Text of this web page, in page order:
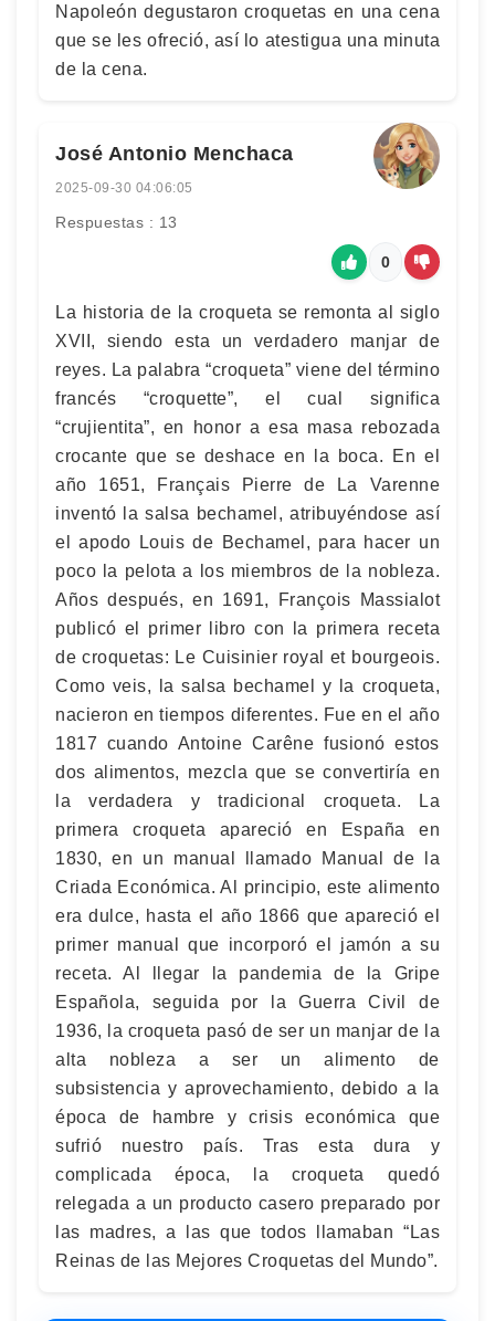
Napoleón degustaron croquetas en una cena
que se les ofreció, así lo atestigua una minuta
de la cena.
José Antonio Menchaca
2025-09-30 04:06:05
Respuestas : 13
0
La historia de la croqueta se remonta al siglo
XVII, siendo esta un verdadero manjar de
reyes. La palabra “croqueta” viene del término
francés “croquette”, el cual significa
“crujientita”, en honor a esa masa rebozada
crocante que se deshace en la boca. En el
año 1651, Français Pierre de La Varenne
inventó la salsa bechamel, atribuyéndose así
el apodo Louis de Bechamel, para hacer un
poco la pelota a los miembros de la nobleza.
Años después, en 1691, François Massialot
publicó el primer libro con la primera receta
de croquetas: Le Cuisinier royal et bourgeois.
Como veis, la salsa bechamel y la croqueta,
nacieron en tiempos diferentes. Fue en el año
1817 cuando Antoine Carêne fusionó estos
dos alimentos, mezcla que se convertiría en
la verdadera y tradicional croqueta. La
primera croqueta apareció en España en
1830, en un manual llamado Manual de la
Criada Económica. Al principio, este alimento
era dulce, hasta el año 1866 que apareció el
primer manual que incorporó el jamón a su
receta. Al llegar la pandemia de la Gripe
Española, seguida por la Guerra Civil de
1936, la croqueta pasó de ser un manjar de la
alta nobleza a ser un alimento de
subsistencia y aprovechamiento, debido a la
época de hambre y crisis económica que
sufrió nuestro país. Tras esta dura y
complicada época, la croqueta quedó
relegada a un producto casero preparado por
las madres, a las que todos llamaban “Las
Reinas de las Mejores Croquetas del Mundo”.